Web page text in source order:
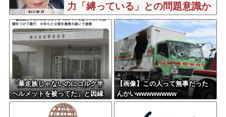
力「縛っている」との問題意識か
「暴走族じゃないのにコルク半
ヘルメットを被ってた」と因縁
つけて暴行 少年らと父親(37)逮
【画像】この人って無事だった
んかいwwwwwwww